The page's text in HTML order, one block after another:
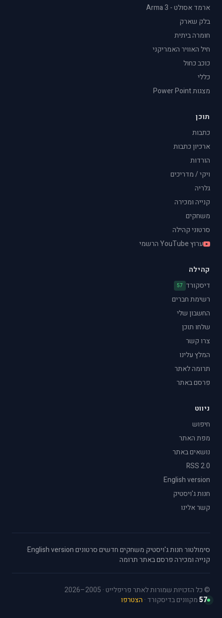
ארמד אסולט - Arma 3
בלק שארק
חומרה ביתית
חיל האוויר האמריקני
כוכב כחול
כללי
מצגות Power Point
תוכן
כתבות
ארכיון כתבות
הורדות
ויקי / מדריכים
גלריה
קנייה ומכירה
משחקים
סרטוני קהילה
ערוץ YouTube הרשמי
קהילה
דיסקורד 57
רשימת חברים
החשבון שלי
שלחו תוכן
צרו קשר
המלץ עלינו
תרומה לאתר
פרסם באתר
ניווט
חיפוש
מפת האתר
נושאים באתר
RSS 2.0
English version
חנות ג'ויסטיק
קשר אלינו
סימולטור·חנות ג'ויסטיק·משחקים חדשים·סרטונים·
English version
·
קנייה ומכירה·פרסם באתר·תרומה
© כל הזכויות שמורות לאתר פריפלייט · 2005–2026
57מקוונים בדיסקורד · הצטרפו